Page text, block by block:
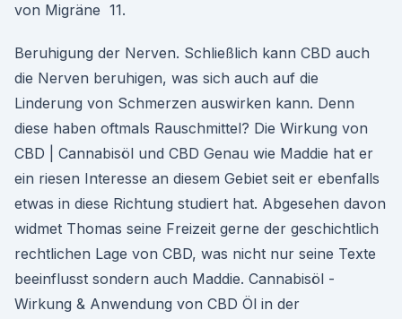
von Migräne 11.
Beruhigung der Nerven. Schließlich kann CBD auch
die Nerven beruhigen, was sich auch auf die
Linderung von Schmerzen auswirken kann. Denn
diese haben oftmals Rauschmittel? Die Wirkung von
CBD | Cannabisöl und CBD Genau wie Maddie hat er
ein riesen Interesse an diesem Gebiet seit er ebenfalls
etwas in diese Richtung studiert hat. Abgesehen davon
widmet Thomas seine Freizeit gerne der geschichtlich
rechtlichen Lage von CBD, was nicht nur seine Texte
beeinflusst sondern auch Maddie. Cannabisöl -
Wirkung & Anwendung von CBD Öl in der